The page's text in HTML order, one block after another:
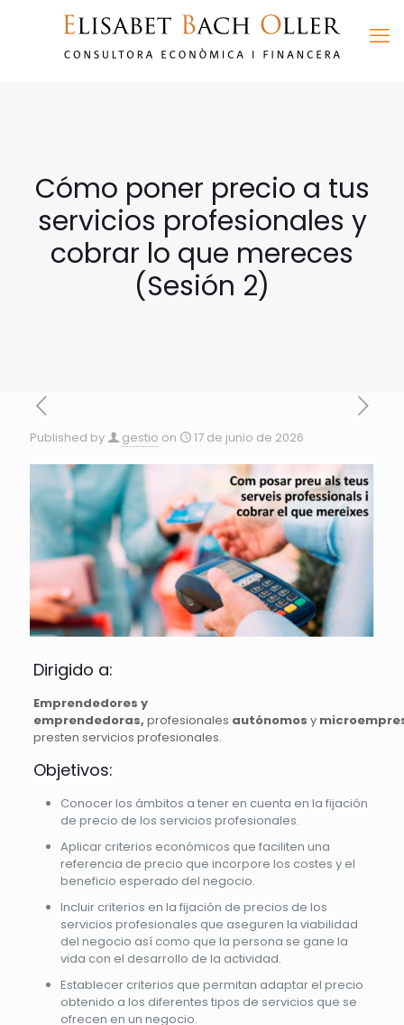
Cómo poner precio a tus
servicios profesionales y
cobrar lo que mereces
(Sesión 2)
Published by gestio on 17 de junio de 2026
Dirigido a:
Emprendedores y
emprendedoras, profesionales autónomos y
presten servicios profesionales.
Objetivos:
Conocer los ámbitos a tener en cuenta en la fijación
de precio de los servicios profesionales.
Aplicar criterios económicos que faciliten una
referencia de precio que incorpore los costes y el
beneficio esperado del negocio.
Incluir criterios en la fijación de precios de los
servicios profesionales que aseguren la viabilidad
del negocio así como que la persona se gane la
vida con el desarrollo de la actividad.
Establecer criterios que permitan adaptar el precio
obtenido a los diferentes tipos de servicios que se
ofrecen en un negocio.